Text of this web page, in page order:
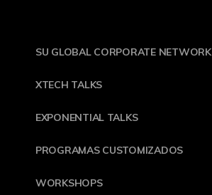
SU GLOBAL CORPORATE NETWORK
XTECH TALKS
EXPONENTIAL TALKS
PROGRAMAS CUSTOMIZADOS
WORKSHOPS